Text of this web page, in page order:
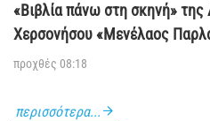
«Βιβλία πάνω στη σκηνή» της
Χερσονήσου «Μενέλαος
προχθές 08:18
περισσότερα...